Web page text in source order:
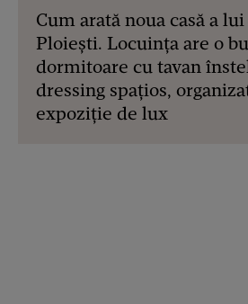
Cum arată noua casă a
Ploiești. Locuința are o
dormitoare cu tavan
dressing spațios,
expoziție de lux